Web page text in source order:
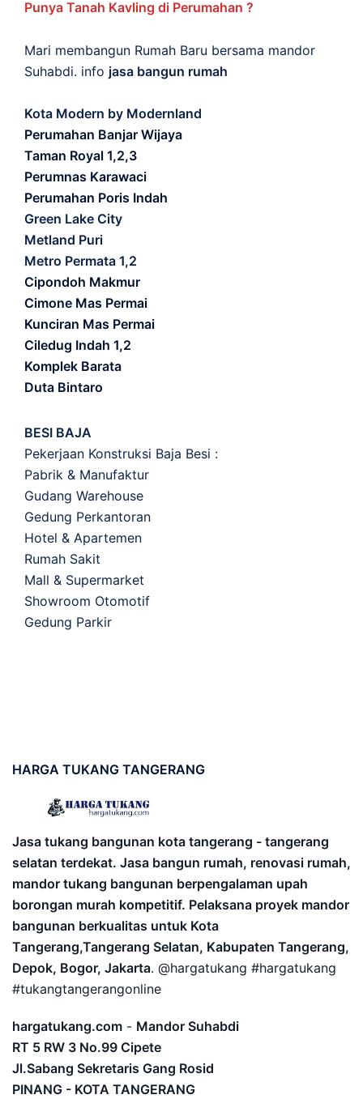
Punya Tanah Kavling di Perumahan ?
Mari membangun Rumah Baru bersama mandor
Suhabdi. info jasa bangun rumah
Kota Modern by Modernland
Perumahan Banjar Wijaya
Taman Royal 1,2,3
Perumnas Karawaci
Perumahan Poris Indah
Green Lake City
Metland Puri
Metro Permata 1,2
Cipondoh Makmur
Cimone Mas Permai
Kunciran Mas Permai
Ciledug Indah 1,2
Komplek Barata
Duta Bintaro
BESI BAJA
Pekerjaan Konstruksi Baja Besi :
Pabrik & Manufaktur
Gudang Warehouse
Gedung Perkantoran
Hotel & Apartemen
Rumah Sakit
Mall & Supermarket
Showroom Otomotif
Gedung Parkir
HARGA TUKANG TANGERANG
Jasa tukang bangunan kota tangerang - tangerang
selatan terdekat. Jasa bangun rumah, renovasi rumah,
mandor tukang bangunan berpengalaman upah
borongan murah kompetitif. Pelaksana proyek mandor
bangunan berkualitas untuk Kota
Tangerang,Tangerang Selatan, Kabupaten Tangerang,
Depok, Bogor, Jakarta. @hargatukang #hargatukang
#tukangtangerangonline
hargatukang.com - Mandor Suhabdi
RT 5 RW 3 No.99 Cipete
Jl.Sabang Sekretaris Gang Rosid
PINANG - KOTA TANGERANG